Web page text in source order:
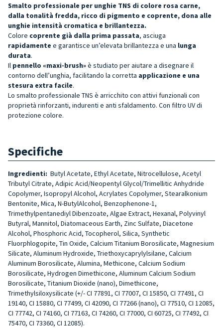
Smalto professionale per unghie TNS di colore rosa carne,
dalla tonalità fredda, ricco di pigmento e coprente, dona alle
unghie intensità cromatica e brillantezza.
Colore coprente già dalla prima passata, asciuga
rapidamente e garantisce un’elevata brillantezza e una lunga
durata.
Il pennello «maxi-brush»è studiato per aiutare a disegnare il
contorno dell’unghia, facilitando la corretta applicazione e una
stesura extra facile.
Lo smalto professionale TNS è arricchito con attivi funzionali con
proprietà rinforzanti, indurenti e anti sfaldamento. Con filtro UV di
protezione colore.
Specifiche
Ingredienti: Butyl Acetate, Ethyl Acetate, Nitrocellulose, Acetyl
Tributyl Citrate, Adipic Acid/Neopentyl Glycol/Trimellitic Anhydride
Copolymer, Isopropyl Alcohol, Acrylates Copolymer, Stearalkonium
Bentonite, Mica, N-ButylAlcohol, Benzophenone-1,
Trimethylpentanediyl Dibenzoate, Algae Extract, Hexanal, Polyvinyl
Butyral, Mannitol, Diatomaceous Earth, Zinc Sulfate, Diacetone
Alcohol, Phosphoric Acid, Tocopherol, Silica, Synthetic
Fluorphlogopite, Tin Oxide, Calcium Titanium Borosilicate, Magnesium
Silicate, Aluminum Hydroxide, Triethoxycaprylylsilane, Calcium
Aluminum Borosilicate, Alumina, Methicone, Calcium Sodium
Borosilicate, Hydrogen Dimethicone, Aluminum Calcium Sodium
Borosilicate, Titanium Dioxide (nano), Dimethicone,
Trimethylsiloxysilicate (+/- CI 77891, CI 77007, CI 15850, CI 77491, CI
19140, CI 15880, CI 77499, CI 42090, CI 77266 (nano), CI 77510, CI 12085,
CI 77742, CI 74160, CI 77163, CI 74260, CI 77000, CI 60725, CI 77492, CI
75470, CI 73360, CI 12085).